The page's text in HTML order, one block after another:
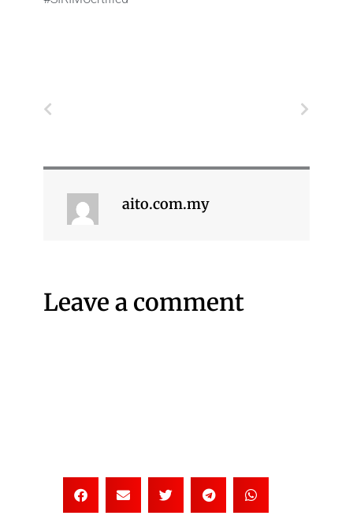
aito.com.my
Leave a comment